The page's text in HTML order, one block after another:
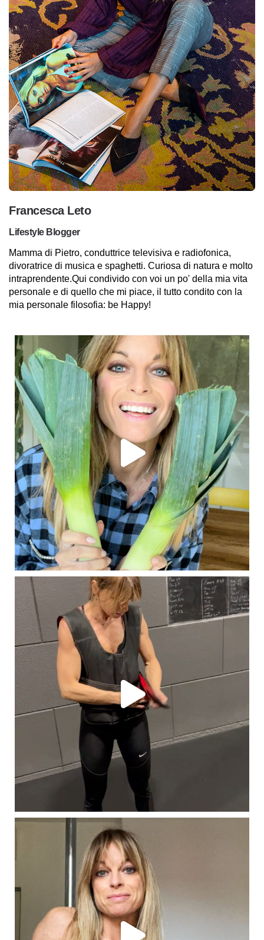
Francesca Leto
Lifestyle Blogger
Mamma di Pietro, conduttrice televisiva e radiofonica,
divoratrice di musica e spaghetti. Curiosa di natura e molto
intraprendente.Qui condivido con voi un po' della mia vita
personale e di quello che mi piace, il tutto condito con la
mia personale filosofia: be Happy!